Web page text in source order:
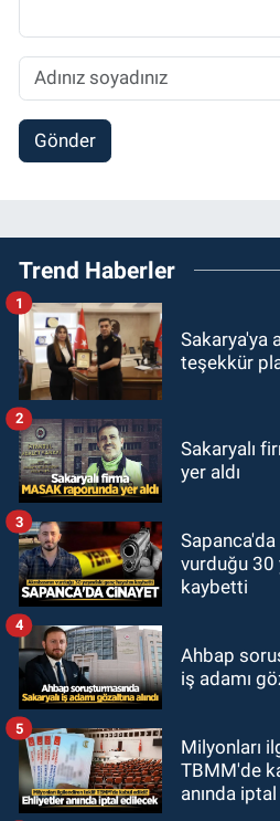
Gönder
Trend Haberler
Sakarya'ya
teşekkür
1
Sakaryalı
yer aldı
2
Sapanca'da
vurduğu 30
kaybetti
3
Ahbap
iş adamı
4
Milyonları
TBMM'de
anında
5